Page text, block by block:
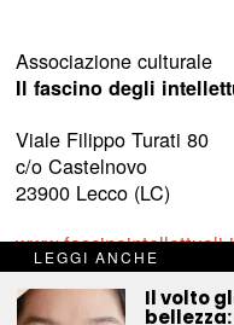
Associazione culturale
Il fascino degli
Viale Filippo Turati 80
c/o Castelnovo
23900 Lecco (LC)
LEGGI ANCHE
Il volto